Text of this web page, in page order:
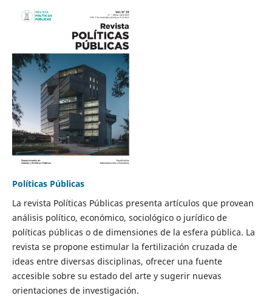
Políticas Públicas
La revista Políticas Públicas presenta artículos que provean
análisis político, económico, sociológico o jurídico de
políticas públicas o de dimensiones de la esfera pública. La
revista se propone estimular la fertilización cruzada de
ideas entre diversas disciplinas, ofrecer una fuente
accesible sobre su estado del arte y sugerir nuevas
orientaciones de investigación.